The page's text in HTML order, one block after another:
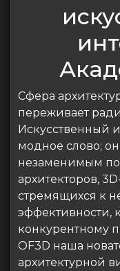
Сфера
переживает
Искусственный
модное слово;
незаменимым
архитекторов,
стремящихся к
эффективности,
конкурентному
OF3D наша
архитектурной